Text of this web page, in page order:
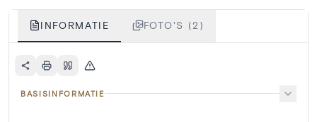
INFORMATIE FOTO'S (2)
BASISINFORMATIE